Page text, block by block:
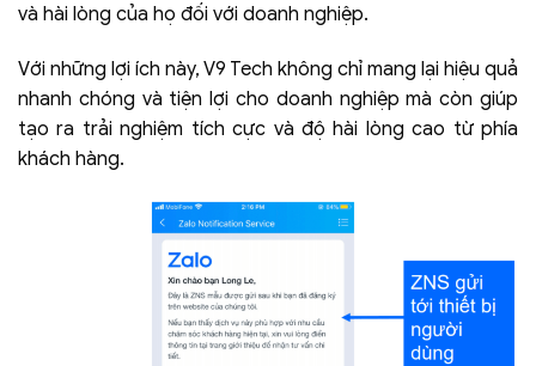
và hài lòng của họ đối với doanh nghiệp.
Với những lợi ích này, V9 Tech không chỉ mang lại hiệu quả
nhanh chóng và tiện lợi cho doanh nghiệp mà còn giúp
tạo ra trải nghiệm tích cực và độ hài lòng cao từ phía
khách hàng.